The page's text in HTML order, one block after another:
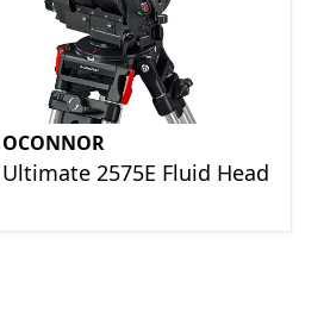
OCONNOR
Ultimate 2575E Fluid Head